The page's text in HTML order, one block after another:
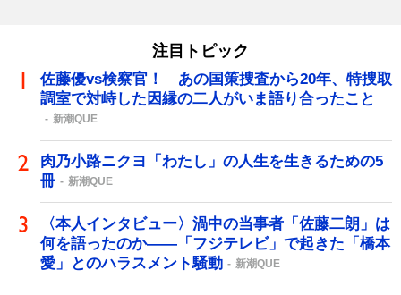
注目トピック
佐藤優vs検察官！ あの国策捜査から20年、特捜取
調室で対峙した因縁の二人がいま語り合ったこと
新潮QUE
肉乃小路ニクヨ「わたし」の人生を生きるための5
冊
新潮QUE
〈本人インタビュー〉渦中の当事者「佐藤二朗」は
何を語ったのか――「フジテレビ」で起きた「橋本
愛」とのハラスメント騒動
新潮QUE